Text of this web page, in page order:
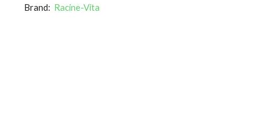
Brand: Racine-Vita